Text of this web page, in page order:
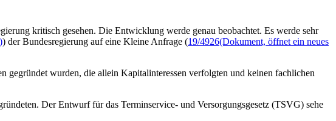
kritisch gesehen. Die Entwicklung werde genau beobachtet. Es werde sehr
) der Bundesregierung auf eine Kleine Anfrage (19/4926(Dokument, öffnet ein neues
wurden, die allein Kapitalinteressen verfolgten und keinen fachlichen
Der Entwurf für das Terminservice- und Versorgungsgesetz (TSVG) sehe